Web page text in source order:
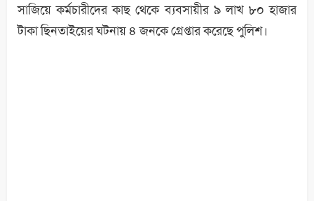
সাজিয়ে কর্মচারীদের কাছ থেকে ব্যবসায়ীর ৯ লাখ ৮০ হাজার
টাকা ছিনতাইয়ের ঘটনায় ৪ জনকে গ্রেপ্তার করেছে পুলিশ।